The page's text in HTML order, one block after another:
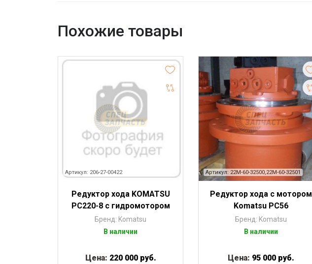
Похожие товары
Артикул: 206-27-00422
Редуктор хода KOMATSU
PC220-8 с гидромотором
Бренд: Komatsu
В наличии
Цена: 220 000 руб.
Артикул: 22M-60-32500,22M-60-32501
Редуктор хода с мотором
Komatsu PC56
Бренд: Komatsu
В наличии
Цена: 95 000 руб.